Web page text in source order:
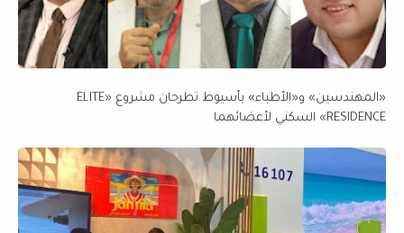
«المهندسين» و«الأطباء» بأسيوط تطرحان مشروع «ELITE
RESIDENCE» السكني لأعضائهما